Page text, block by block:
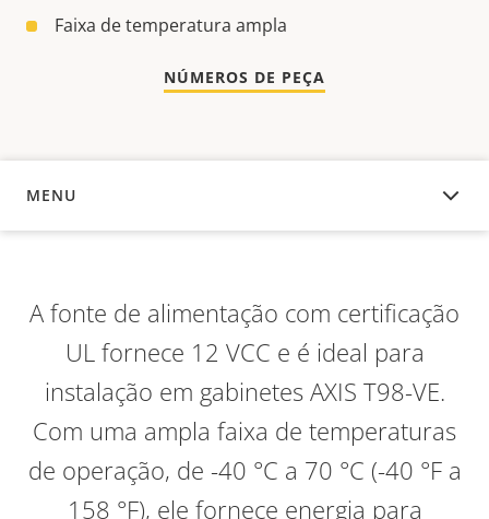
Faixa de temperatura ampla
NÚMEROS DE PEÇA
MENU
VISÃO GERAL
A fonte de alimentação com certificação
UL fornece 12 VCC e é ideal para
instalação em gabinetes AXIS T98-VE.
Com uma ampla faixa de temperaturas
de operação, de -40 °C a 70 °C (-40 °F a
158 °F), ele fornece energia para